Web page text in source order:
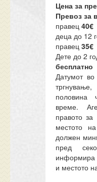
Цена за
Превоз за
правец 40€
деца до 12
правец 35€
Дете до 2
бесплатно
Датумот
половина
време.
правото
местото
должен
пред
информира
и местото